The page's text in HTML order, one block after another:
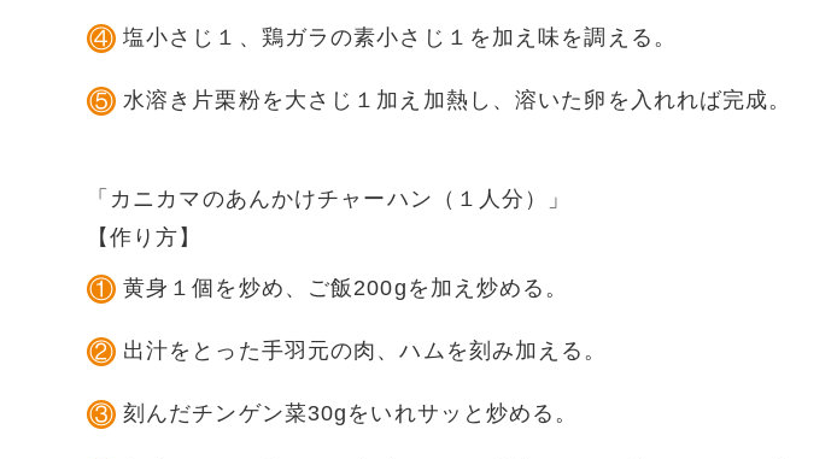
塩小さじ１、鶏ガラの素小さじ１を加え味を調える。
水溶き片栗粉を大さじ１加え加熱し、溶いた卵を入れれば完成。
「 カニカマのあんかけチャーハン（１人分）
」
【作り方】
黄身１個を炒め、ご飯200gを加え炒める。
出汁をとった手羽元の肉、ハムを刻み加える。
刻んだチンゲン菜30gをいれサッと炒める。